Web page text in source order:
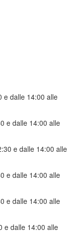
e dalle 14:00 alle
e dalle 14:00 alle
e dalle 14:00 alle
e dalle 14:00 alle
e dalle 14:00 alle
e dalle 14:00 alle